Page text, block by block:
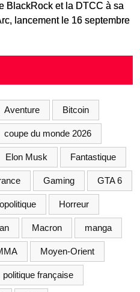
BlackRock et la DTCC à sa
lancement le 16 septembre
Aventure Bitcoin
coupe du monde 2026
Elon Musk Fantastique
Gaming GTA 6
Horreur
Macron manga
Moyen-Orient
politique française